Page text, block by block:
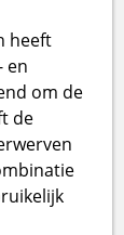
heeft
en
om de
de